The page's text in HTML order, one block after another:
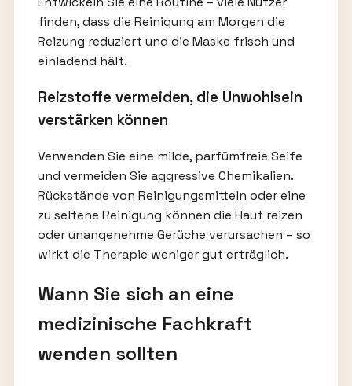
finden, dass die Reinigung am Morgen die
Reizung reduziert und die Maske frisch und
einladend hält.
Reizstoffe vermeiden, die Unwohlsein
verstärken können
Verwenden Sie eine milde, parfümfreie Seife
und vermeiden Sie aggressive Chemikalien.
Rückstände von Reinigungsmitteln oder eine
zu seltene Reinigung können die Haut reizen
oder unangenehme Gerüche verursachen – so
wirkt die Therapie weniger gut erträglich.
Wann Sie sich an eine
medizinische Fachkraft
wenden sollten